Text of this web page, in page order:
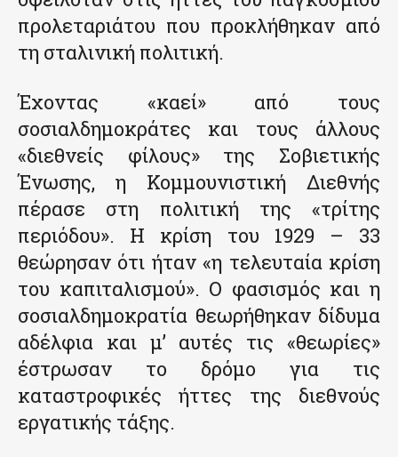
προλεταριάτου που προκλήθηκαν από
τη σταλινική πολιτική.
Έχοντας «καεί» από τους
σοσιαλδημοκράτες και τους άλλους
«διεθνείς φίλους» της Σοβιετικής
Ένωσης, η Κομμουνιστική Διεθνής
πέρασε στη πολιτική της «τρίτης
περιόδου». Η κρίση του 1929 – 33
θεώρησαν ότι ήταν «η τελευταία κρίση
του καπιταλισμού». Ο φασισμός και η
σοσιαλδημοκρατία θεωρήθηκαν δίδυμα
αδέλφια και μ’ αυτές τις «θεωρίες»
έστρωσαν το δρόμο για τις
καταστροφικές ήττες της διεθνούς
εργατικής τάξης.